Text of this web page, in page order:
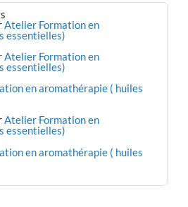
Atelier Formation en
essentielles)
Atelier Formation en
essentielles)
en aromathérapie ( huiles
Atelier Formation en
essentielles)
en aromathérapie ( huiles